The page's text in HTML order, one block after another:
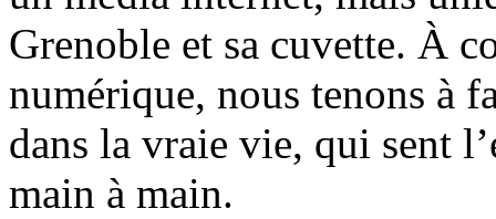
Grenoble et sa cuvette. À
numérique, nous tenons à
dans la vraie vie, qui sent
main à main.